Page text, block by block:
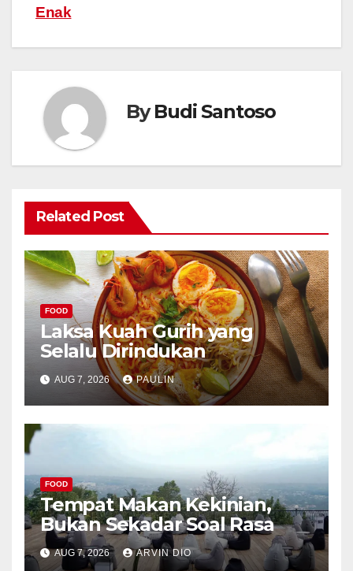
Enak
ByBudi Santoso
Related Post
FOOD
Laksa Kuah Gurih yang
Selalu Dirindukan
AUG 7, 2026 PAULIN
FOOD
Tempat Makan Kekinian,
Bukan Sekadar Soal Rasa
AUG 7, 2026 ARVIN DIO